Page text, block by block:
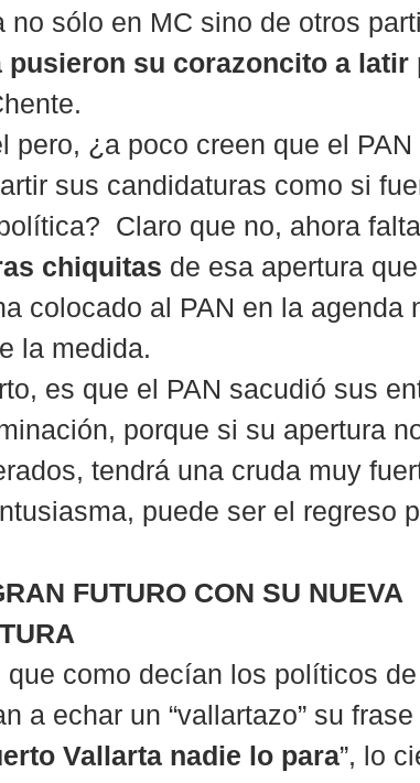
no sólo en MC sino de otros
pusieron su corazoncito a latir
pero, ¿a poco creen que el
sus candidaturas como si
Claro que no, ahora
chiquitas de esa apertura
colocado al PAN en la agenda
la medida.
es que el PAN sacudió sus
porque si su apertura
tendrá una cruda muy
puede ser el regreso
FUTURO CON SU NUEVA
como decían los políticos
a echar un “vallartazo” su frase
Vallarta nadie lo para”, lo